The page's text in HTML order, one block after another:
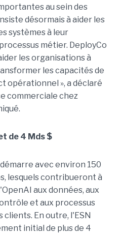
au sein des
désormais à aider les
systèmes à leur
métier. DeployCo
les organisations à
les capacités de
opérationnel », a déclaré
commerciale chez
de 4 Mds $
avec environ 150
lesquels contribueront à
aux données, aux
et aux processus
En outre, l'ESN
initial de plus de 4